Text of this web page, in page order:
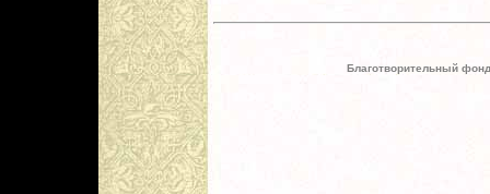
Благотворительный